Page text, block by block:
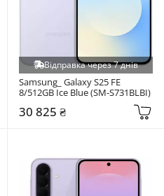
Відправка через 7 днів
Samsung_ Galaxy S25 FE
8/512GB Ice Blue (SM-S731BLBI)
30 825 ₴